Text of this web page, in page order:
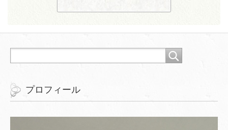
プロフィール